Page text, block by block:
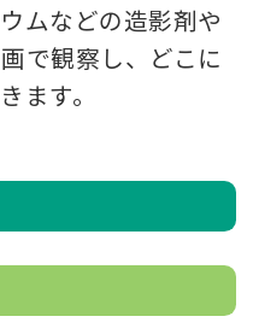
ムなどの造影剤や
で観察し、どこに
ます。